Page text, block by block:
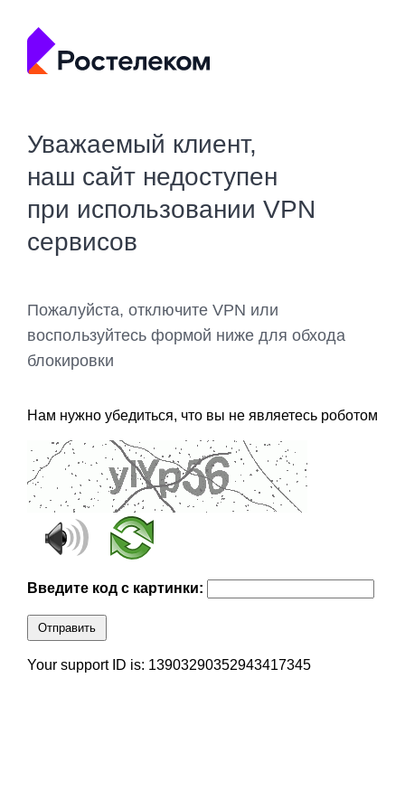
Уважаемый клиент,
наш сайт недоступен
при использовании VPN
сервисов
Пожалуйста, отключите VPN или
воспользуйтесь формой ниже для обхода
блокировки
Нам нужно убедиться, что вы не являетесь роботом
Введите код с картинки:
Отправить
Your support ID is: 13903290352943417345